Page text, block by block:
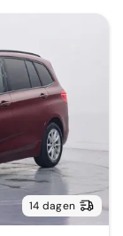
14 dagen